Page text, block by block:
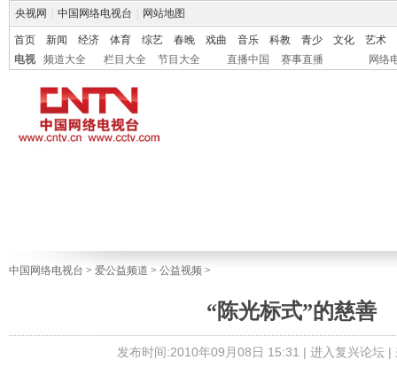
央视网 中国网络电视台 网站地图
首页 新闻 经济 体育 综艺 春晚 戏曲 音乐 科教 青少 文化
艺术
电视
频道大全 栏目大全 节目大全 直播中国 赛事直播 网络
中国网络电视台 > 爱公益频道 > 公益视频 >
“陈光标式”的慈善
发布时间:2010年09月08日 15:31 | 进入复兴论坛|